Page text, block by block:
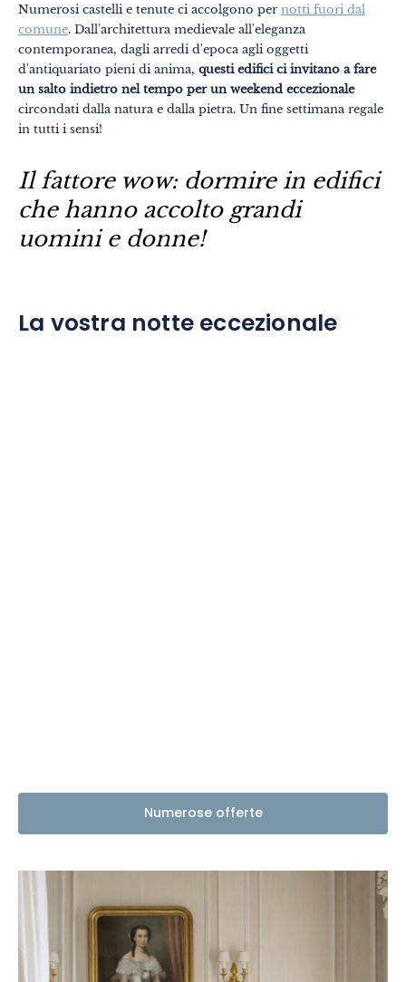
Numerosi castelli e tenute ci accolgono per notti fuori dal
comune. Dall'architettura medievale all'eleganza
contemporanea, dagli arredi d'epoca agli oggetti
d'antiquariato pieni di anima, questi edifici ci invitano a fare
un salto indietro nel tempo per un weekend eccezionale
circondati dalla natura e dalla pietra. Un fine settimana regale
in tutti i sensi!
Il fattore wow: dormire in edifici
che hanno accolto grandi
uomini e donne!
La vostra notte eccezionale
Numerose offerte